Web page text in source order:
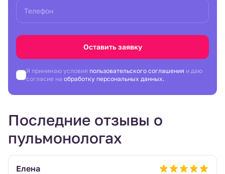
Телефон
Оставить заявку
Я принимаю условия пользовательского соглашения и даю
согласие на обработку персональных данных.
Последние отзывы о
пульмонологах
Елена